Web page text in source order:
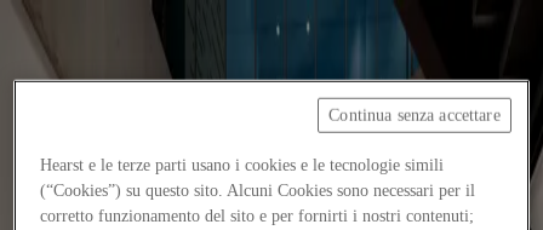
Contatti
Hearst e le terze parti usano i cookies e le tecnologie simili
(“Cookies”) su questo sito. Alcuni Cookies sono necessari per il
corretto funzionamento del sito e per fornirti i nostri contenuti;
Continua senza accettare